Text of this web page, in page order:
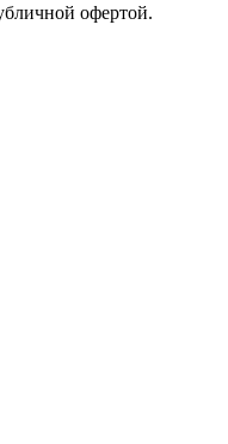
офертой.